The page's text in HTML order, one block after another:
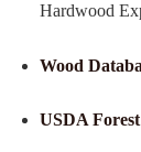
Hardwood
Wood
USDA